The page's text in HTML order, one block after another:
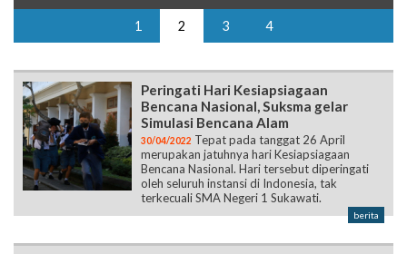
1 2 3 4
Peringati Hari Kesiapsiagaan
Bencana Nasional, Suksma gelar
Simulasi Bencana Alam
30/04/2022 Tepat pada tanggat 26 April
merupakan jatuhnya hari Kesiapsiagaan
Bencana Nasional. Hari tersebut diperingati
oleh seluruh instansi di Indonesia, tak
terkecuali SMA Negeri 1 Sukawati.
berita